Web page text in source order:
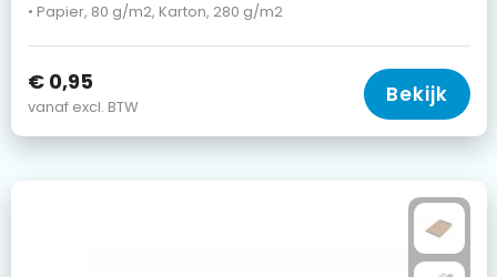
• Papier, 80 g/m2, Karton, 280 g/m2
€ 0,95
vanaf excl. BTW Bekijk